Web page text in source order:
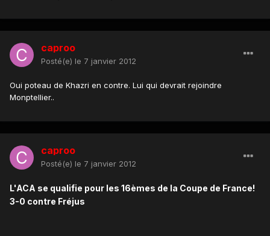
caproo
Posté(e) le 7 janvier 2012
Oui poteau de Khazri en contre. Lui qui devrait rejoindre
Monptellier..
caproo
Posté(e) le 7 janvier 2012
L'ACA se qualifie pour les 16èmes de la Coupe de France!
3-0 contre Fréjus